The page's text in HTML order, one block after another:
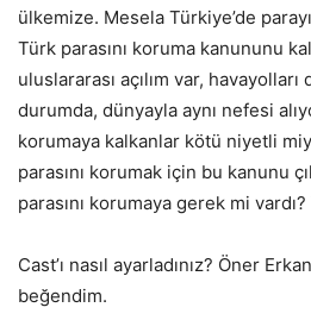
ülkemize. Mesela Türkiye’de
Türk parasını koruma kanununu
uluslararası açılım var,
durumda, dünyayla aynı nefesi
korumaya kalkanlar kötü niyetli
parasını korumak için bu kanunu
parasını korumaya gerek mi
Cast’ı nasıl ayarladınız? Öner
beğendim.